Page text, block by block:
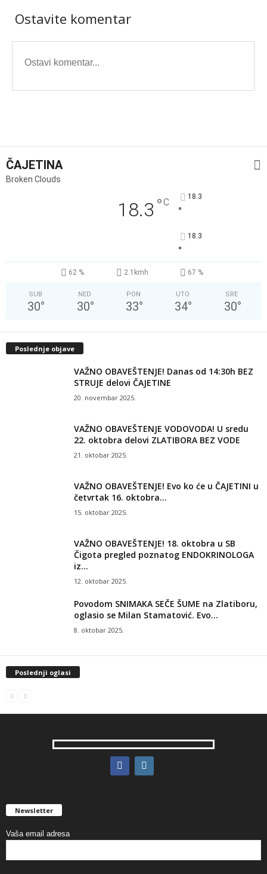
Ostavite komentar
ČAJETINA
Broken Clouds
18.3 °C 18.3
°
18.3
°
62 % 2.1kmh 67 %
SUB
30°
NED
30°
PON
33°
UTO
34°
SRE
30°
Poslednje objave
VAŽNO OBAVEŠTENJE! Danas od 14:30h BEZ
STRUJE delovi ČAJETINE
20. novembar 2025.
VAŽNO OBAVEŠTENJE VODOVODA! U sredu
22. oktobra delovi ZLATIBORA BEZ VODE
21. oktobar 2025.
VAŽNO OBAVEŠTENJE! Evo ko će u ČAJETINI u
četvrtak 16. oktobra...
15. oktobar 2025.
VAŽNO OBAVEŠTENJE! 18. oktobra u SB
Čigota pregled poznatog ENDOKRINOLOGA
iz...
12. oktobar 2025.
Povodom SNIMAKA SEČE ŠUME na Zlatiboru,
oglasio se Milan Stamatović. Evo...
8. oktobar 2025.
Poslednji oglasi
Newsletter
Vaša email adresa